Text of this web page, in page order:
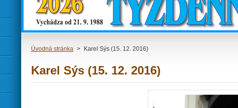
Úvodná stránka > Karel Sýs (15. 12. 2016)
Karel Sýs (15. 12. 2016)